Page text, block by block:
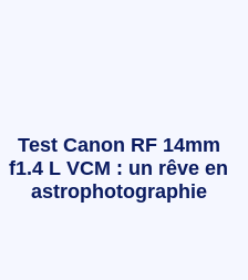
Test Canon RF 14mm
f1.4 L VCM : un rêve en
astrophotographie